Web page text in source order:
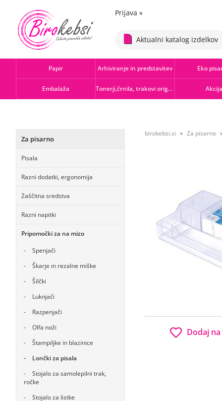
Prijava »
Aktualni katalog izdelkov
Papir Arhiviranje in predstavitev Eko
Embalaža Tonerji,črnila, trakovi orig.-rec. Akcija
Za pisarno
Pisala
Razni dodatki, ergonomija
Zaščitna sredstva
Razni napitki
Pripomočki za na mizo
Spenjači
Škarje in rezalne miške
Šilčki
Luknjači
Razpenjači
Olfa noži
Štampiljke in blazinice
Lončki za pisala
Stojalo za samolepilni trak,
ročke
Stojalo za listke
birokebsi.si Za pisarno
Dodaj